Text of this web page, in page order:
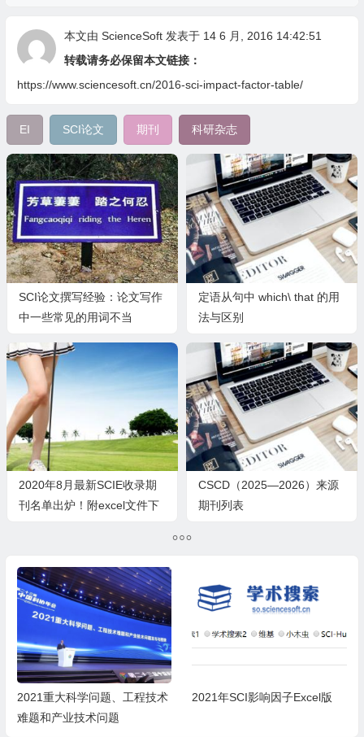
本文由 ScienceSoft发表于 14 6 月, 2016 14:42:51
转载请务必保留本文链接：
https://www.sciencesoft.cn/2016-sci-impact-factor-table/
EI SCI论文 期刊 科研杂志
SCI论文撰写经验：论文写作
中一些常见的用词不当
定语从句中 which\ that 的用
法与区别
2020年8月最新SCIE收录期
刊名单出炉！附excel文件下
CSCD（2025—2026）来源
期刊列表
2021重大科学问题、工程技术
难题和产业技术问题
2021年SCI影响因子Excel版